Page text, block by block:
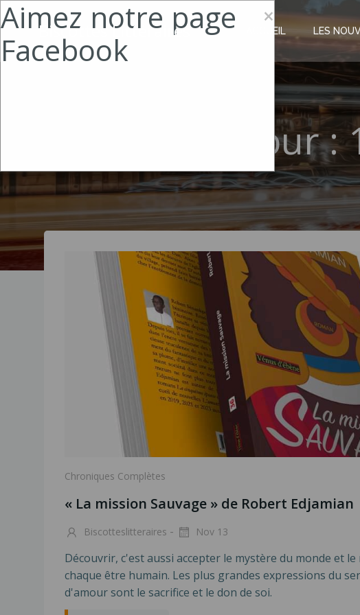
Aller
au
contenu Biscottes Littéraires ACCUEIL LES
Jour :
Chroniques Complètes
« La mission Sauvage » de Robert Edjamian
Biscotteslitteraires - Nov 13
Découvrir, c'est aussi accepter le mystère du monde et le
chaque être humain. Les plus grandes expressions du
d'amour sont le sacrifice et le don de soi.
×
Aimez notre page
Facebook